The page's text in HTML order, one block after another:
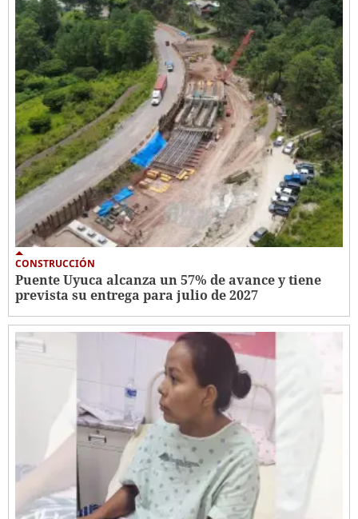
CONSTRUCCIÓN
Puente Uyuca alcanza un 57% de avance y tiene
prevista su entrega para julio de 2027